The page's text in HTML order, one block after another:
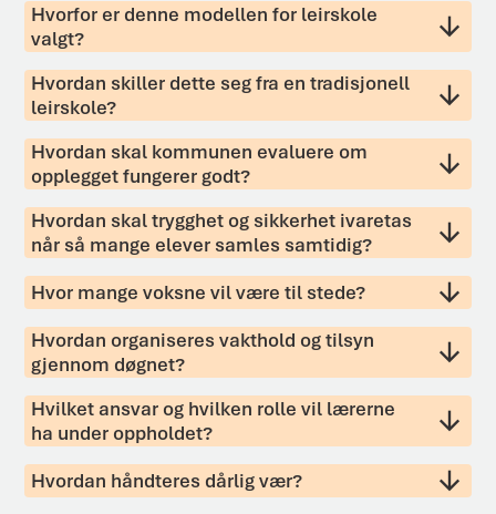
Hvorfor er denne modellen for leirskole
valgt?
Hvordan skiller dette seg fra en tradisjonell
leirskole?
Hvordan skal kommunen evaluere om
opplegget fungerer godt?
Hvordan skal trygghet og sikkerhet ivaretas
når så mange elever samles samtidig?
Hvor mange voksne vil være til stede?
Hvordan organiseres vakthold og tilsyn
gjennom døgnet?
Hvilket ansvar og hvilken rolle vil lærerne
ha under oppholdet?
Hvordan håndteres dårlig vær?